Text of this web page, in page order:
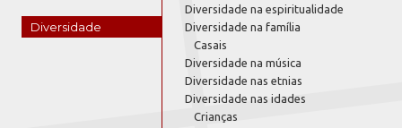
Diversidade
Diversidade na espiritualidade
Diversidade na família
Casais
Diversidade na música
Diversidade nas etnias
Diversidade nas idades
Crianças